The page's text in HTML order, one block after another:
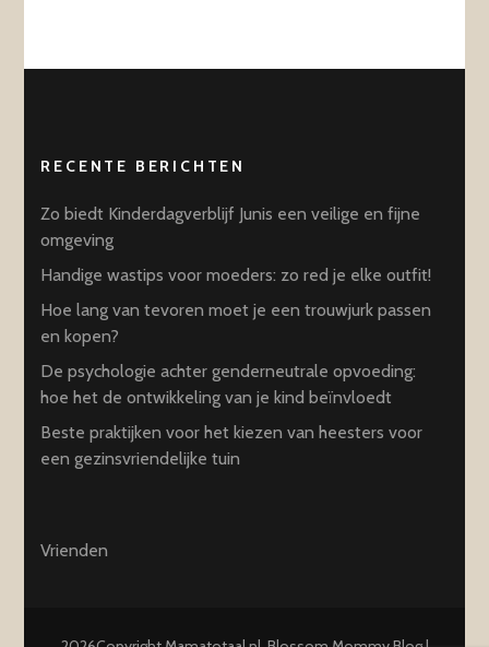
RECENTE BERICHTEN
Zo biedt Kinderdagverblijf Junis een veilige en fijne
omgeving
Handige wastips voor moeders: zo red je elke outfit!
Hoe lang van tevoren moet je een trouwjurk passen
en kopen?
De psychologie achter genderneutrale opvoeding:
hoe het de ontwikkeling van je kind beïnvloedt
Beste praktijken voor het kiezen van heesters voor
een gezinsvriendelijke tuin
Vrienden